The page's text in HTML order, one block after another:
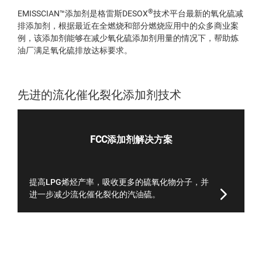
EMISSCIAN™添加剂是格雷斯DESOX®技术平台最新的氧化硫减
排添加剂，根据最近在全燃烧和部分燃烧应用中的众多商业案
例，该添加剂能够在减少氧化硫添加剂用量的情况下，帮助炼
油厂满足氧化硫排放达标要求。
先进的流化催化裂化添加剂技术
FCC添加剂解决方案
提高LPG烯烃产率，吸收更多的硫氧化物分子，并
进一步减少流化催化裂化的汽油硫。